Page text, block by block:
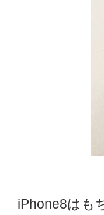
iPhone8はも